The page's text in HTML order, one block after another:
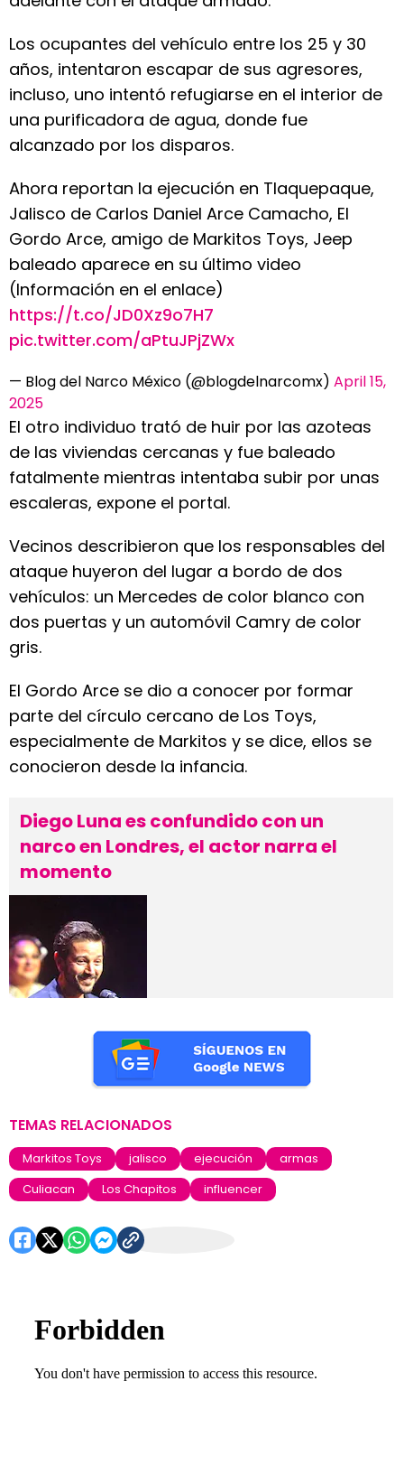
Los ocupantes del vehículo entre los 25 y 30
años, intentaron escapar de sus agresores,
incluso, uno intentó refugiarse en el interior de
una purificadora de agua, donde fue
alcanzado por los disparos.
Ahora reportan la ejecución en Tlaquepaque,
Jalisco de Carlos Daniel Arce Camacho, El
Gordo Arce, amigo de Markitos Toys, Jeep
baleado aparece en su último video
(Información en el enlace)
https://t.co/JD0Xz9o7H7
pic.twitter.com/aPtuJPjZWx
— Blog del Narco México (@blogdelnarcomx) April 15,
2025
El otro individuo trató de huir por las azoteas
de las viviendas cercanas y fue baleado
fatalmente mientras intentaba subir por unas
escaleras, expone el portal.
Vecinos describieron que los responsables del
ataque huyeron del lugar a bordo de dos
vehículos: un Mercedes de color blanco con
dos puertas y un automóvil Camry de color
gris.
El Gordo Arce se dio a conocer por formar
parte del círculo cercano de Los Toys,
especialmente de Markitos y se dice, ellos se
conocieron desde la infancia.
Diego Luna es confundido con un
narco en Londres, el actor narra el
momento
TEMAS RELACIONADOS
Markitos Toys jalisco ejecución
armas
Culiacan
Los Chapitos influencer